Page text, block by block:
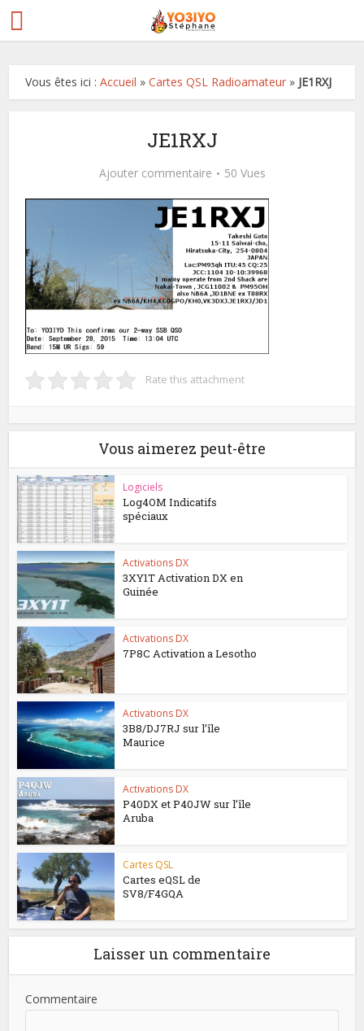
Vous êtes ici :Accueil »Cartes QSL Radioamateur » JE1RXJ
JE1RXJ
Ajouter commentaire 50 Vues
Rate this attachment
Vous aimerez peut-être
Logiciels
Log4OM Indicatifs
spéciaux
Activations DX
3XY1T Activation DX en
Guinée
Activations DX
7P8C Activation a Lesotho
Activations DX
3B8/DJ7RJ sur l’île
Maurice
Activations DX
P40DX et P40JW sur l’île
Aruba
Cartes QSL
Cartes eQSL de
SV8/F4GQA
Laisser un commentaire
Commentaire